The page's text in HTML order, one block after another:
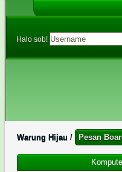
Halo sob!
Warung Hijau / Pesan